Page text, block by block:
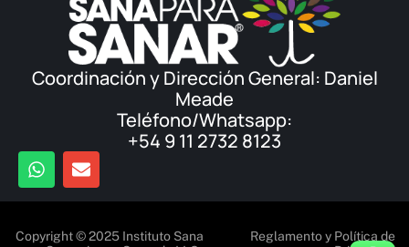
Coordinación y Dirección General: Daniel
Meade
Teléfono/Whatsapp:
+54 9 11 2732 8123
Copyright © 2025 Instituto Sana
Reglamento y Política de